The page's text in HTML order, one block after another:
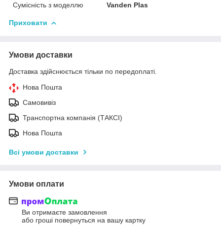
Сумісність з моделлю
Vanden Plas
Приховати
Умови доставки
Доставка здійснюється тільки по передоплаті.
Нова Пошта
Самовивіз
Транспортна компанія (ТАКСІ)
Нова Пошта
Всі умови доставки
Умови оплати
Ви отримаєте замовлення
або гроші повернуться на вашу картку